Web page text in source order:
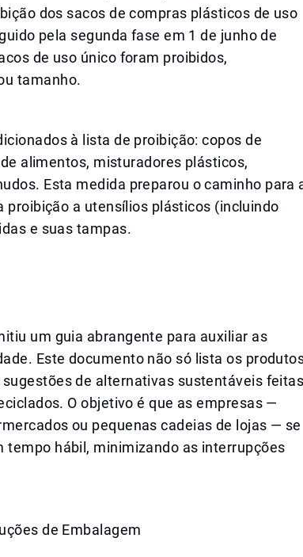
dos sacos de compras plásticos de uso
pela segunda fase em 1 de junho de
de uso único foram proibidos,
tamanho.
à lista de proibição: copos de
alimentos, misturadores plásticos,
Esta medida preparou o caminho para
proibição a utensílios plásticos (incluindo
e suas tampas.
um guia abrangente para auxiliar as
Este documento não só lista os
de alternativas sustentáveis feitas
O objetivo é que as empresas —
ou pequenas cadeias de lojas — se
tempo hábil, minimizando as interrupções
de Embalagem